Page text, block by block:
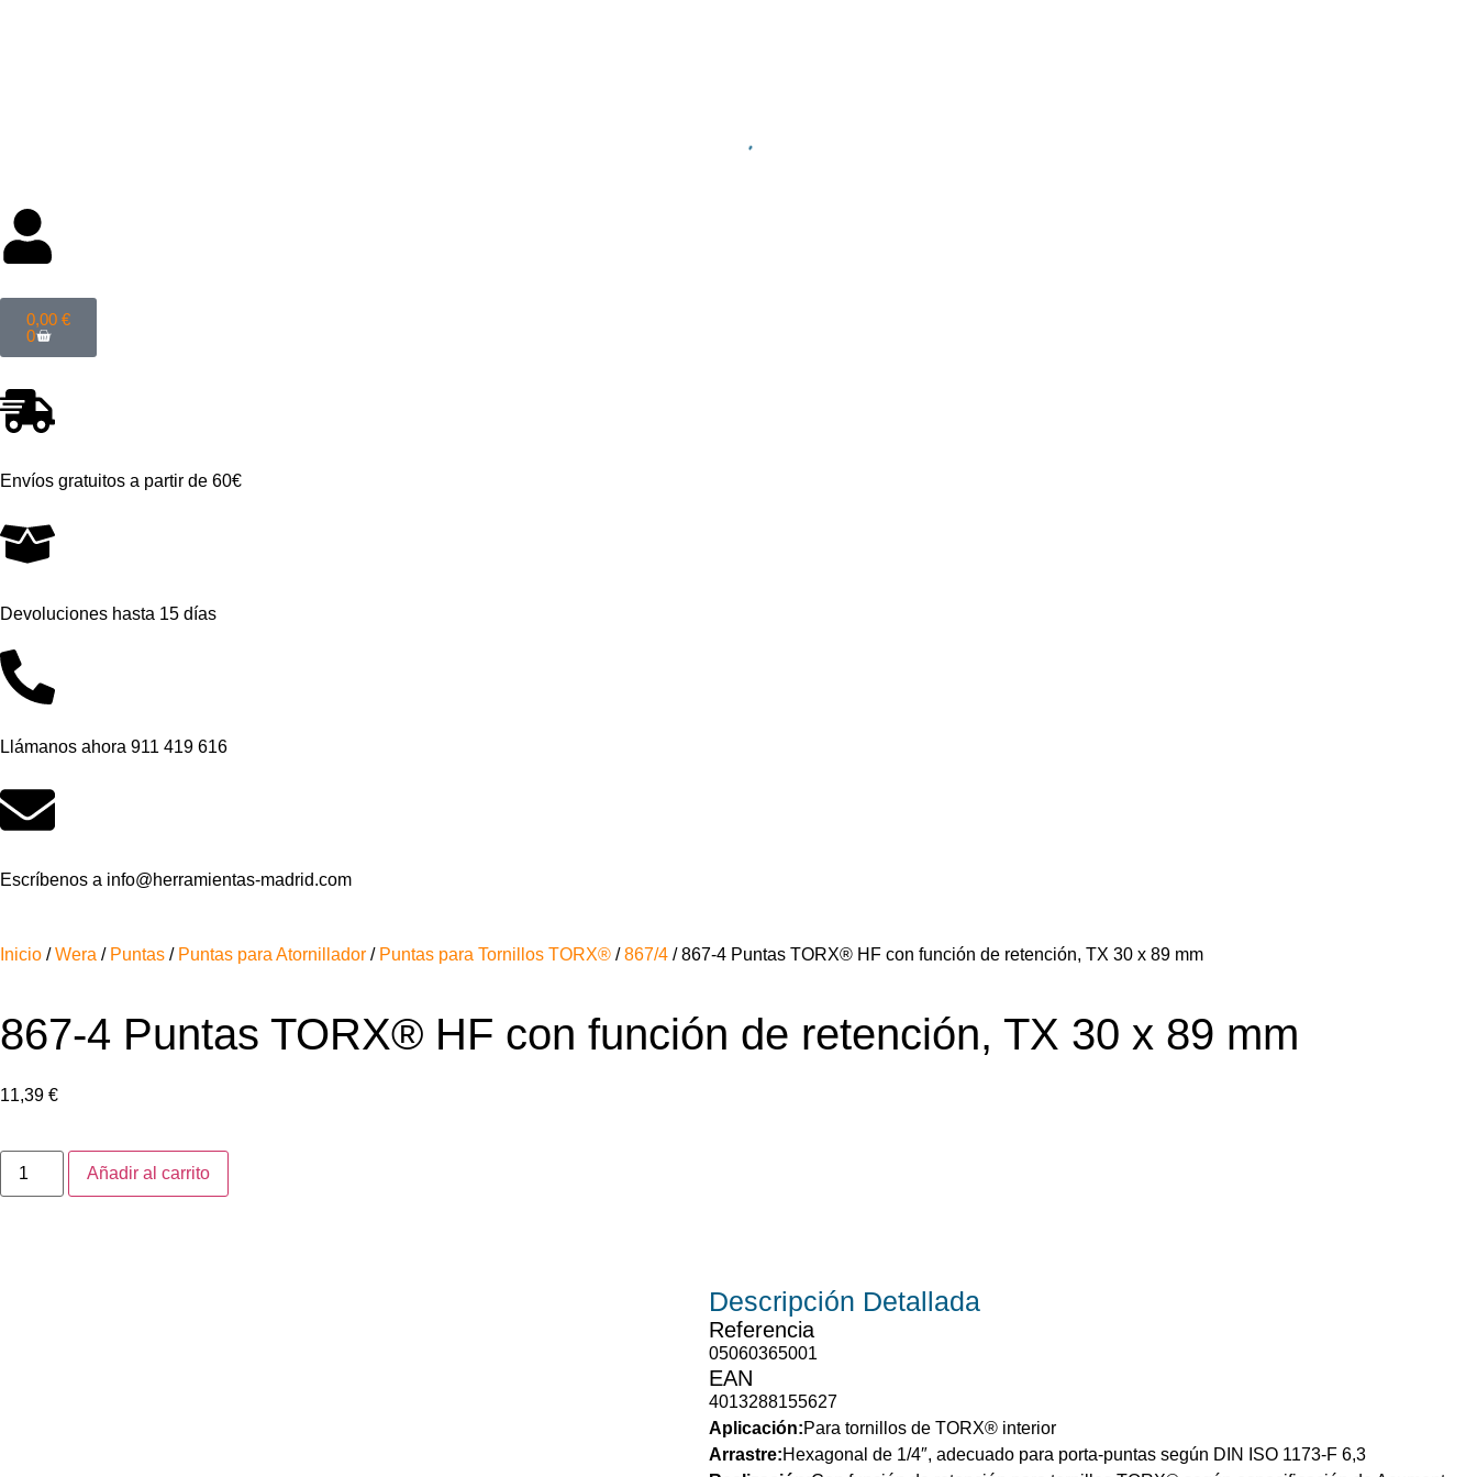
0,00 €
0
Envíos gratuitos a partir de 60€
Devoluciones hasta 15 días
Llámanos ahora 911 419 616
Escríbenos a info@herramientas-madrid.com
Inicio /Wera / Puntas / Puntas para Atornillador / Puntas para Tornillos TORX® /867/4 / 867-4 Puntas TORX® HF con función de retención, TX 30 x 89 mm
867-4 Puntas TORX® HF con función de retención, TX 30 x 89 mm
11,39 €
Añadir al carrito
Descripción Detallada
Referencia
05060365001
EAN
4013288155627
Aplicación:Para tornillos de TORX® interior
Arrastre:Hexagonal de 1/4″, adecuado para porta-puntas según DIN ISO 1173-F 6,3